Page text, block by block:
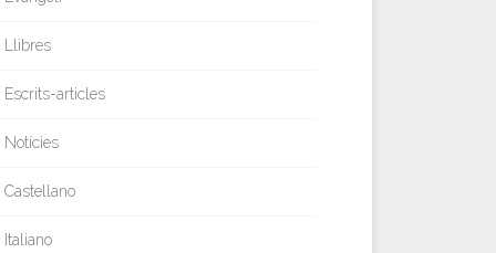
Llibres
Escrits-articles
Notícies
Castellano
Italiano